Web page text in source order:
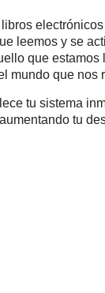
leemos y se
que estamos
mundo que nos
tu sistema
tu